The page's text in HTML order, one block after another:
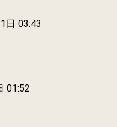
日 03:43
01:52